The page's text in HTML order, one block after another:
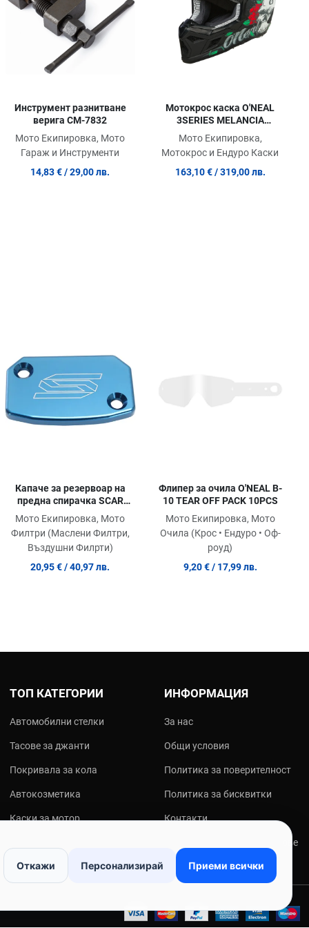
Инструмент разнитване
верига CM-7832
Мото Екипировка, Мото
Гараж и Инструменти
14,83 € / 29,00 лв.
Мотокрос каска O'NEAL
3SERIES MELANCIA
BLACK/MULTI V.24
Мото Екипировка,
Мотокрос и Ендуро Каски
163,10 € / 319,00 лв.
View
Капаче за резервоар на
предна спирачка SCAR
Мото Екипировка, Мото
Филтри (Маслени Филтри,
Въздушни Филрти)
20,95 € / 40,97 лв.
Флипер за очила O'NEAL B-
10 TEAR OFF PACK 10PCS
Мото Екипировка, Мото
Очила (Крос • Ендуро • Оф-
роуд)
9,20 € / 17,99 лв.
ТОП КАТЕГОРИИ
Автомобилни стелки
Тасове за джанти
Покривала за кола
Автокозметика
Каски за мотор
ИНФОРМАЦИЯ
За нас
Общи условия
Политика за поверителност
Политика за бисквитки
Контакти
Онлайн решаване на спорове
Откажи Персонализирай Приеми всички